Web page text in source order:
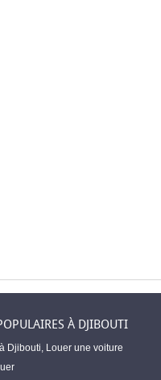
À DJIBOUTI
Djibouti, Louer une voiture